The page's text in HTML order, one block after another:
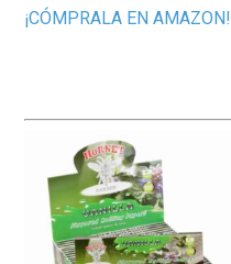
¡CÓMPRALA EN AMAZON!